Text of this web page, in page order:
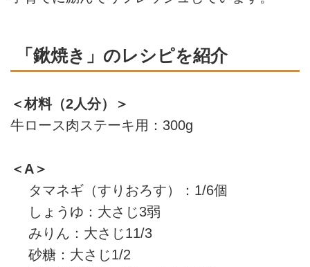
「鍬焼き」のレシピを紹介
＜材料（2人分）＞
牛ロース肉ステーキ用：300g
＜A＞
タマネギ（すりおろす）：1/6個
しょうゆ：大さじ3弱
みりん：大さじ11/3
砂糖：大さじ1/2